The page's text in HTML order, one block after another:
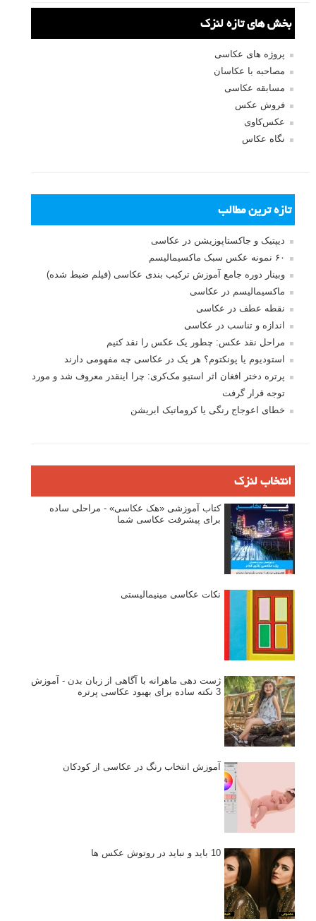
بخش های تازه لنزک
پروژه های عکاسی
مصاحبه با عکاسان
مسابقه عکاسی
فروش عکس
عکس‌کاوی
نگاه عکاس
تازه ترین مطالب
دیپتیک و جاکستا‌پوزیشن در عکاسی
۶۰ نمونه عکس سبک ماکسیمالیسم
وبینار دوره جامع آموزش ترکیب بندی عکاسی (فیلم ضبط شده)
ماکسیمالیسم در عکاسی
نقطه عطف در عکاسی
اندازه و تناسب در عکاسی
مراحل نقد عکس: چطور یک عکس را نقد کنیم
استودیوم یا پونکتوم؟ هر یک در عکاسی چه مفهومی دارند
پرتره دختر افغان اثر استیو مک‌کری: چرا اینقدر معروف شد و مورد
توجه قرار گرفت
خطای اعوجاج رنگی یا کروماتیک ابریشن
انتخاب لنزک
کتاب آموزشی «هک عکاسی» - مراحلی ساده
برای پیشرفت عکاسی شما
نکات عکاسی مینیمالیستی
ژست دهی ماهرانه با آگاهی از زبان بدن - آموزش
3 نکته ساده برای بهبود عکاسی پرتره
آموزش انتخاب رنگ در عکاسی از کودکان
10 باید و نباید در روتوش عکس ها